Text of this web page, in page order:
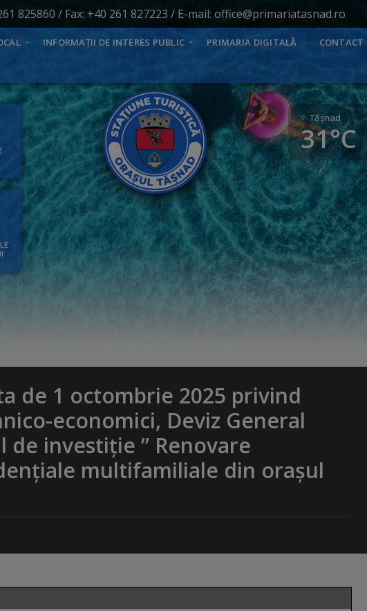
825860 / Fax: +40 261 827223 / E-mail: office@primariatasnad.ro
INFORMAȚII DE INTERES PUBLIC PRIMARIA DIGITALĂ CONTACT
Tăşnad
31°C
de 1 octombrie 2025 privind
economici, Deviz General
investiție ” Renovare
multifamiliale din orașul